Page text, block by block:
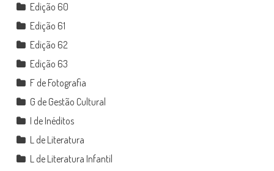
Edição 60
Edição 61
Edição 62
Edição 63
F de Fotografia
G de Gestão Cultural
I de Inéditos
L de Literatura
L de Literatura Infantil